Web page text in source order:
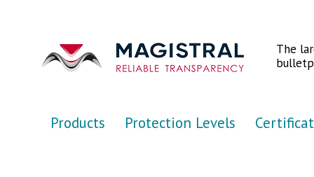
The
Products Protection Levels